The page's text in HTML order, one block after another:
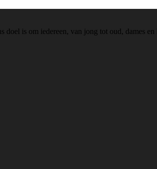
is om iedereen, van jong tot oud, dames